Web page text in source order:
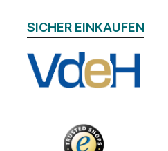
SICHER EINKAUFEN